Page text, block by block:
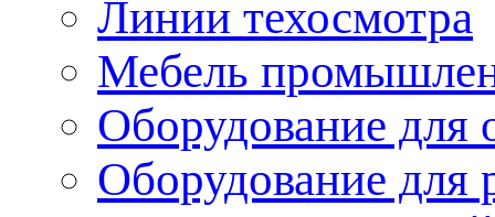
Линии техосмотра
Мебель
Оборудование для
Оборудование для